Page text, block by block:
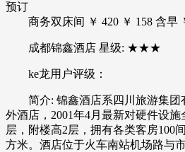
预订
商务双床间 ￥ 420 ￥ 158 含早
成都锦鑫酒店 星级: ★★★
ke龙用户评级：
简介: 锦鑫酒店系四川旅游集团
外酒店，2001年4月最新对硬件设
层，附楼高2层，拥有各类客房100
方米。酒店位于火车南站机场路与